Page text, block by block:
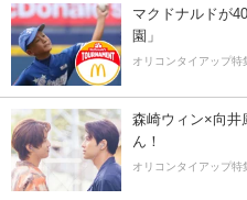
マクドナルドが
園」
オリコンタイアップ特
森崎ウィン×向井
ん！
オリコンタイアップ特